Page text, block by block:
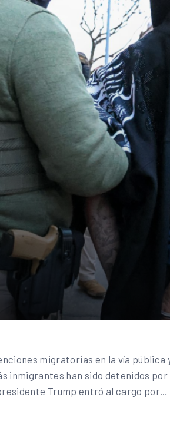
migratorias en la vía
inmigrantes han sido detenidos
Trump entró al cargo por…